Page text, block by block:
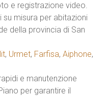
e registrazione video.
su misura per abitazioni
della provincia di San
, Urmet, Farfisa,Aiphone,
e manutenzione
per garantire il